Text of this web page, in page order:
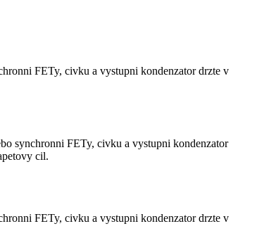
FETy, civku a vystupni kondenzator drzte v
synchronni FETy, civku a vystupni kondenzator
cil.
FETy, civku a vystupni kondenzator drzte v